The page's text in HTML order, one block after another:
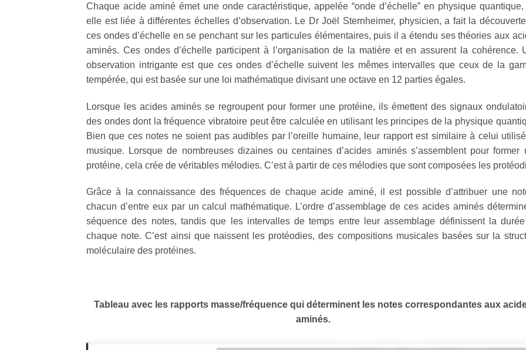
Chaque acide aminé émet une onde caractéristique, appelée “onde d’échelle” en physique quantique,
elle est liée à différentes échelles d’observation. Le Dr Joël Sternheimer, physicien, a fait la
ces ondes d’échelle en se penchant sur les particules élémentaires, puis il a étendu ses théories aux
aminés. Ces ondes d’échelle participent à l’organisation de la matière et en assurent la cohérence.
observation intrigante est que ces ondes d’échelle suivent les mêmes intervalles que ceux de la
tempérée, qui est basée sur une loi mathématique divisant une octave en 12 parties égales.
Lorsque les acides aminés se regroupent pour former une protéine, ils émettent des signaux
des ondes dont la fréquence vibratoire peut être calculée en utilisant les principes de la physique
Bien que ces notes ne soient pas audibles par l’oreille humaine, leur rapport est similaire à celui
musique. Lorsque de nombreuses dizaines ou centaines d’acides aminés s’assemblent pour former
protéine, cela crée de véritables mélodies. C’est à partir de ces mélodies que sont composées les
Grâce à la connaissance des fréquences de chaque acide aminé, il est possible d’attribuer une
chacun d’entre eux par un calcul mathématique. L’ordre d’assemblage de ces acides aminés
séquence des notes, tandis que les intervalles de temps entre leur assemblage définissent la
chaque note. C’est ainsi que naissent les protéodies, des compositions musicales basées sur la
moléculaire des protéines.
Tableau avec les rapports masse/fréquence qui déterminent les notes correspondantes aux
aminés.